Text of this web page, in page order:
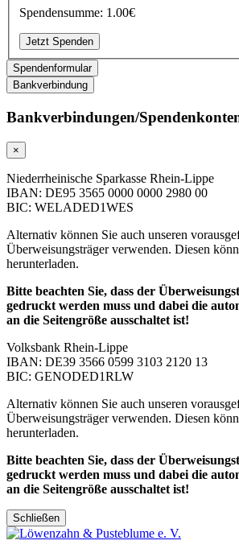
Spendensumme: 1.00€
Spendenformular
Bankverbindung
Bankverbindungen/­
×
Niederrheinische Sparkasse Rhein-Lippe
IBAN: DE95 3565 0000 0000 2980 00
BIC: WELADED1WES
Alternativ können Sie auch unseren
Überweisungsträger verwenden. Diesen
herunterladen.
Bitte beachten Sie, dass der
gedruckt werden muss und dabei die
an die Seitengröße ausschaltet ist!
Volksbank Rhein-Lippe
IBAN: DE39 3566 0599 3103 2120 13
BIC: GENODED1RLW
Alternativ können Sie auch unseren
Überweisungsträger verwenden. Diesen
herunterladen.
Bitte beachten Sie, dass der
gedruckt werden muss und dabei die
an die Seitengröße ausschaltet ist!
Schließen